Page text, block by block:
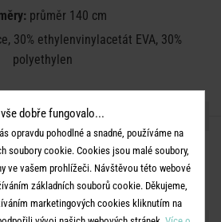
průměr 140 cm
30% ethylenvinylacetát EVA, 30%
polyethylen
S PŘÁTELI
dobře fungovalo...
opravdu pohodlné a snadné, používáme na
soubory cookie. Cookies jsou malé soubory,
ve vašem prohlížeči. Návštěvou této webové
základních souborů cookie. Děkujeme,
marketingových cookies kliknutím na